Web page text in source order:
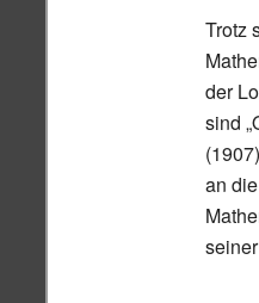
Trotz
der
sind
an